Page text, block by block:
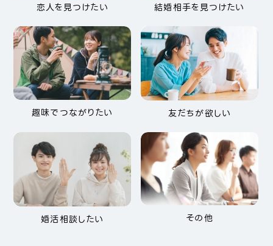
恋人を見つけたい 結婚相手を見つけたい
趣味でつながりたい 友だちが欲しい
婚活相談したい その他